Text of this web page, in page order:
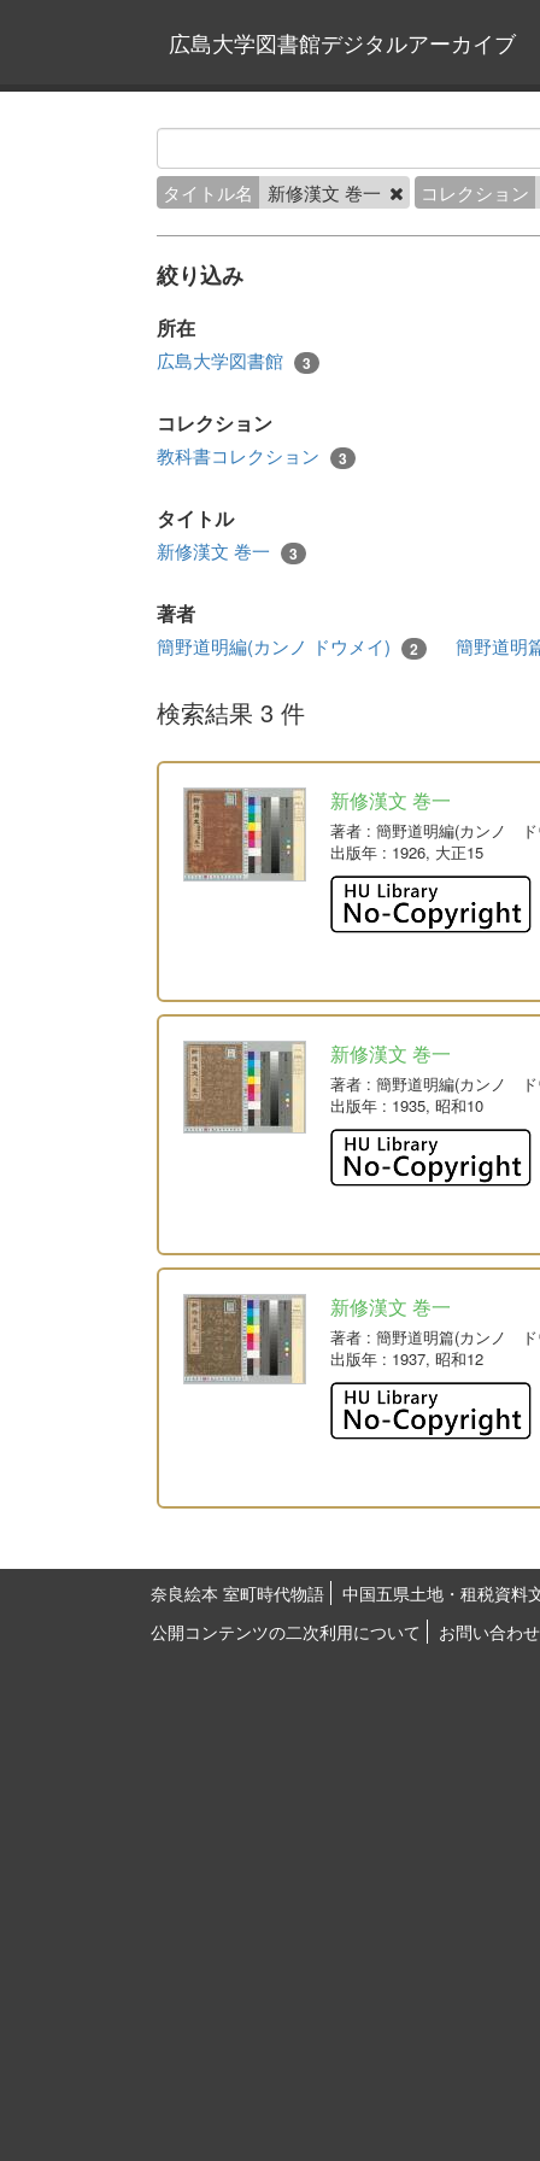
広島大学図書館デジタルアーカイブ
タイトル名 新修漢文 巻一 コレクション
絞り込み
所在
広島大学図書館 3
コレクション
教科書コレクション 3
タイトル
新修漢文 巻一 3
著者
簡野道明編(カンノ ドウメイ) 2 簡野道明
検索結果 3 件
新修漢文 巻一
著者 : 簡野道明編(カンノ ド
出版年 : 1926, 大正15
新修漢文 巻一
著者 : 簡野道明編(カンノ ド
出版年 : 1935, 昭和10
新修漢文 巻一
著者 : 簡野道明篇(カンノ ド
出版年 : 1937, 昭和12
奈良絵本 室町時代物語
中国五県土地・租税資料
公開コンテンツの二次利用について
お問い合わせ